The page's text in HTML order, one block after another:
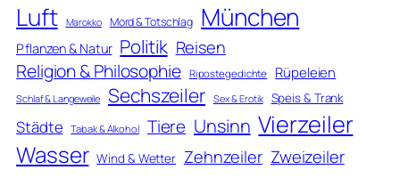
Luft Marokko Mord & Totschlag München
Pflanzen & Natur Politik Reisen
Religion & Philosophie Ripostegedichte Rüpeleien
Schlaf & Langeweile Sechszeiler Sex & Erotik Speis & Trank
Städte Tabak & Alkohol Tiere Unsinn Vierzeiler
Wasser Wind & Wetter Zehnzeiler Zweizeiler